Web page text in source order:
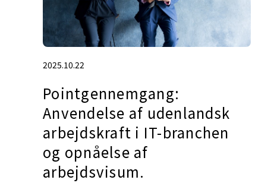
2025.10.22
Pointgennemgang:
Anvendelse af udenlandsk
arbejdskraft i IT-branchen
og opnåelse af
arbejdsvisum.